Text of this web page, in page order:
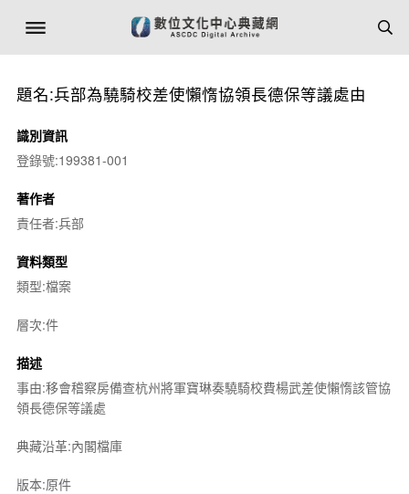
題名:兵部為驍騎校差使懶惰協領長德保等議處由
識別資訊
登錄號:199381-001
著作者
責任者:兵部
資料類型
類型:檔案
層次:件
描述
事由:移會稽察房備查杭州將軍寶琳奏驍騎校費楊武差使懶惰該管協
領長德保等議處
典藏沿革:內閣檔庫
版本:原件